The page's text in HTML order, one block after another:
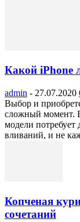
Какой iPhone
admin - 27.07.2020
Выбор и
сложный момент.
модели потребует
вливаний, и не
Копченая
сочетаний